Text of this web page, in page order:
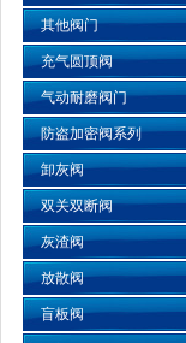
其他阀门
充气圆顶阀
气动耐磨阀门
防盗加密阀系列
卸灰阀
双关双断阀
灰渣阀
放散阀
盲板阀